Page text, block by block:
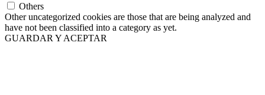
Others
Other uncategorized cookies are those that are being analyzed and
have not been classified into a category as yet.
GUARDAR Y ACEPTAR